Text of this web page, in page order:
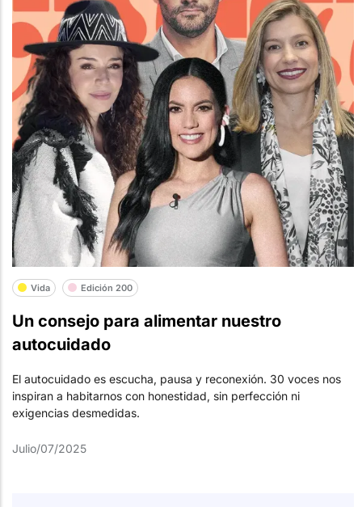
Vida Edición 200
Un consejo para alimentar nuestro
autocuidado
El autocuidado es escucha, pausa y reconexión. 30 voces nos
inspiran a habitarnos con honestidad, sin perfección ni
exigencias desmedidas.
Julio/07/2025